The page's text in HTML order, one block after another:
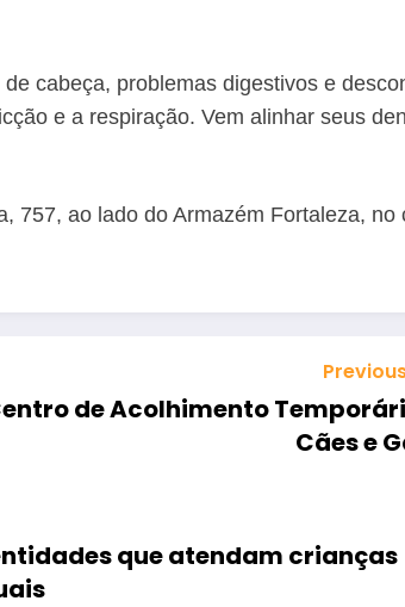
cabeça, problemas digestivos e
e a respiração. Vem alinhar seus
757, ao lado do Armazém Fortaleza, no
de Acolhimento
Cães e
que atendam crianças